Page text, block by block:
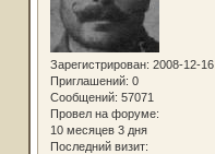
Зарегистрирован: 2008-12-16
Приглашений: 0
Сообщений: 57071
Провел на форуме:
10 месяцев 3 дня
Последний визит: